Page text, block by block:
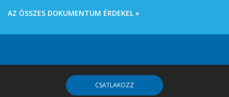
AZ ÖSSZES DOKUMENTUM ÉRDEKEL »
CSATLAKOZZ